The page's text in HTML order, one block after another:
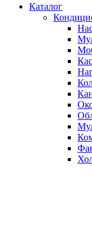
Каталог